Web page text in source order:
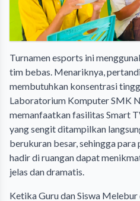
​Turnamen esports ini
tim bebas. Menariknya,
membutuhkan konsentrasi
Laboratorium Komputer SMK
memanfaatkan fasilitas Smart
yang sengit ditampilkan
berukuran besar, sehingga
hadir di ruangan dapat
jelas dan dramatis.
​Ketika Guru dan Siswa Melebur